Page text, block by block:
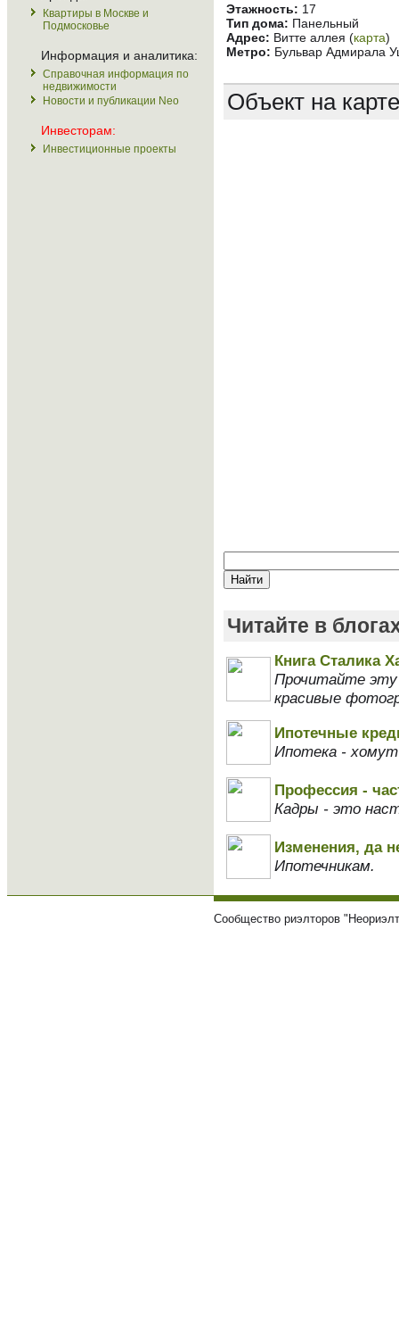
Квартиры в Москве и
Подмосковье
Информация и аналитика:
Справочная информация по
недвижимости
Новости и публикации Neo
Инвесторам:
Инвестиционные проекты
Этажность: 17
Тип дома: Панельный
Адрес: Витте аллея (карта)
Метро: Бульвар Адмирала
Объект на карте
Читайте в
Книга Сталика
Прочитайте
красивые
Ипотечные
Ипотека - хомут
Профессия -
Кадры - это
Изменения, да
Ипотечникам.
Сообщество риэлторов